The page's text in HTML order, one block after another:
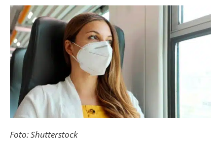
Foto: Shutterstock